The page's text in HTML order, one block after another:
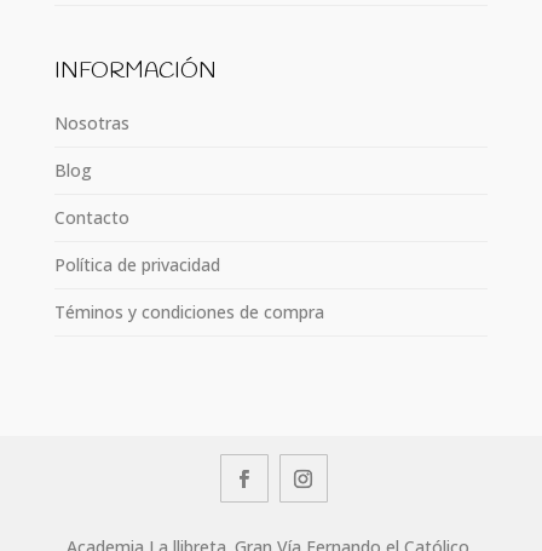
INFORMACIÓN
Nosotras
Blog
Contacto
Política de privacidad
Téminos y condiciones de compra
Academia La llibreta. Gran Vía Fernando el Católico,